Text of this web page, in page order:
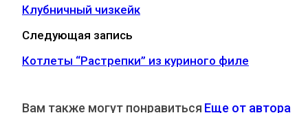
Клубничный чизкейк
Следующая запись
Котлеты “Растрепки” из куриного филе
Вам также могут понравиться Еще от автора